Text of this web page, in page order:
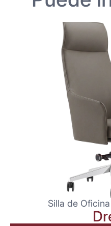
Silla de